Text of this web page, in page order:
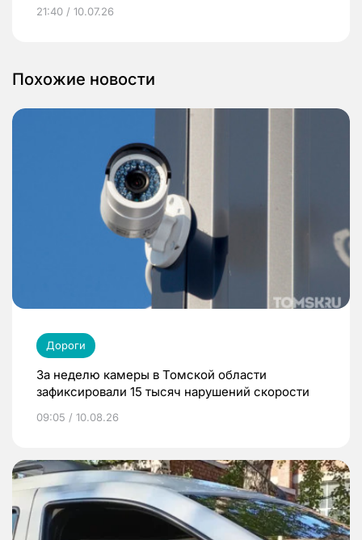
21:40 / 10.07.26
Похожие новости
Дороги
За неделю камеры в Томской области
зафиксировали 15 тысяч нарушений скорости
09:05 / 10.08.26